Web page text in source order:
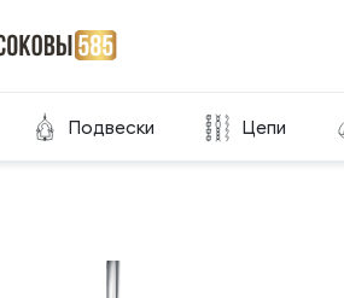
Подвески Цепи
Склад готовой продукции